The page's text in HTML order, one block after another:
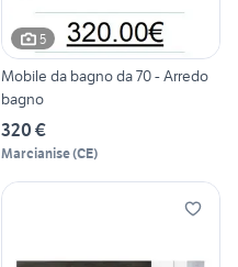
5
Mobile da bagno da 70 - Arredo
bagno
320 €
Marcianise(CE)